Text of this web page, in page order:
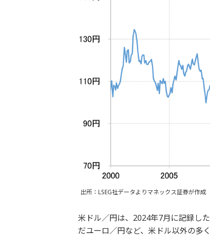
出所：LSEG社データよりマネックス証券が作成
米ドル／円は、2024年7月に記録し
だユーロ／円など、米ドル以外の多